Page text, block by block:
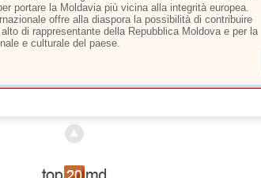
portare la Moldavia più vicina alla integrità europea.
offre alla diaspora la possibilità di contribuire
di rappresentante della Repubblica Moldova e per la
e culturale del paese.